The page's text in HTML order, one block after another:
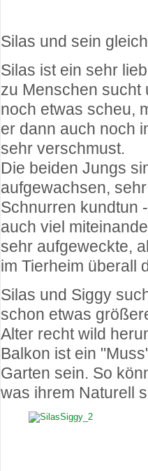
Silas und sein
Silas ist ein sehr
zu Menschen sucht
noch etwas scheu,
er dann auch noch
sehr verschmust.
Die beiden Jungs
aufgewachsen,
Schnurren kundtun
auch viel
sehr aufgeweckte,
im Tierheim überall
Silas und Siggy
schon etwas
Alter recht wild
Balkon ist ein
Garten sein. So
was ihrem Naturell